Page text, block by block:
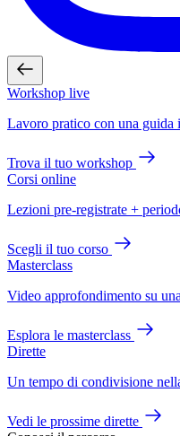
Workshop live
Lavoro pratico con una guida
Trova il tuo workshop
Corsi online
Lezioni pre-registrate +
Scegli il tuo corso
Masterclass
Video approfondimento su
Esplora le masterclass
Dirette
Un tempo di condivisione
Vedi le prossime dirette